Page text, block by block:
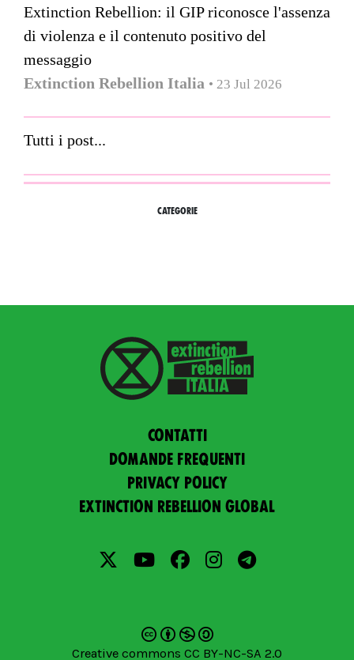
Extinction Rebellion: il GIP riconosce l'assenza
di violenza e il contenuto positivo del
messaggio
Extinction Rebellion Italia • 23 Jul 2026
Tutti i post...
CATEGORIE
Contatti
Domande frequenti
Privacy policy
Extinction Rebellion Global
Creative commons CC BY-NC-SA 2.0